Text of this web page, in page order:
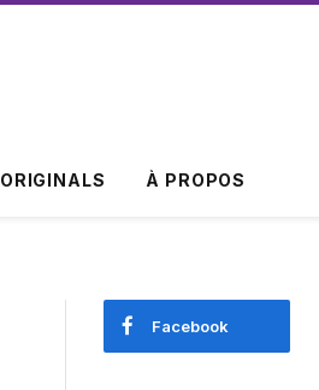
ORIGINALS À PROPOS
Facebook